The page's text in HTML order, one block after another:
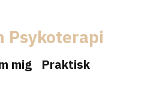
Psykoterapi
mig Praktisk